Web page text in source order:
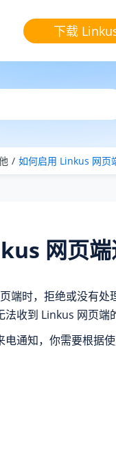
下载
如何启用 Linkus 网页
网页
端时，拒绝或没有处
法收到 Linkus 网页端
电通知，你需要根据